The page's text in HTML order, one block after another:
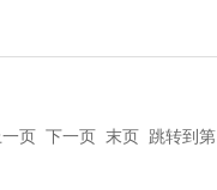
页 下一页 末页 跳转到第